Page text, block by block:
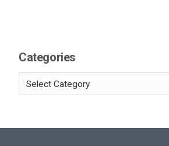
Categories